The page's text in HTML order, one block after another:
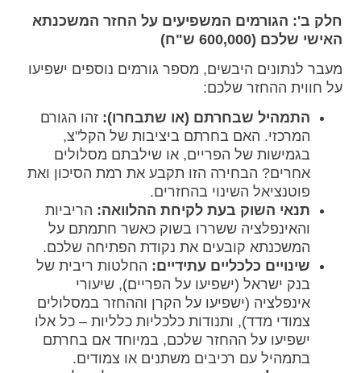
חלק ב': הגורמים המשפיעים על החזר המשכנתא
האישי שלכם (600,000 ש"ח)
מעבר לנתונים היבשים, מספר גורמים נוספים ישפיעו
על חווית ההחזר שלכם:
התמהיל שבחרתם (או שתבחרו): זהו הגורם
המרכזי. האם בחרתם ביציבות של הקל"צ,
בגמישות של הפריים, או שילבתם מסלולים
אחרים? הבחירה הזו תקבע את רמת הסיכון ואת
פוטנציאל השינוי בהחזרים.
תנאי השוק בעת לקיחת ההלוואה: הריביות
והאינפלציה ששררו בשוק כאשר חתמתם על
המשכנתא קובעים את נקודת הפתיחה שלכם.
שינויים כלכליים עתידיים: החלטות ריבית של
בנק ישראל (ישפיעו על הפריים), שיעורי
אינפלציה (ישפיעו על הקרן וההחזר במסלולים
צמודי מדד), ותנודות כלכליות כלליות – כל אלו
ישפיעו על ההחזר שלכם, במיוחד אם בחרתם
בתמהיל עם רכיבים משתנים או צמודים.